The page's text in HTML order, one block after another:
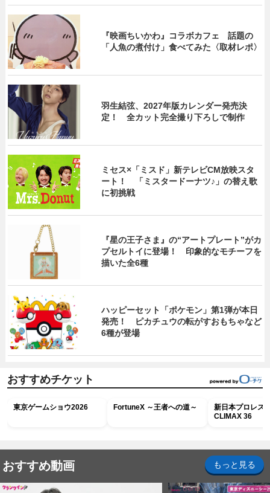
『映画ちいかわ』コラボカフェ 話題の
「人魚の煮付け」食べてみた〈取材レポ〉
羽生結弦、2027年版カレンダー発売決
定！ 全カット完全撮り下ろしで制作
ミセス×「ミスド」新テレビCM放映スタ
ート！ 「ミスタードーナツ♪」の替え歌
に初挑戦
『星の王子さま』の“アートプレート”がカ
プセルトイに登場！ 印象的なモチーフを
描いた全6種
ハッピーセット「ポケモン」第1弾が本日
発売！ ピカチュウの転がすおもちゃなど
6種が登場
おすすめチケット
東京ゲームショウ2026 FortuneX ～王者への道～
新日本プロレス
CLIMAX 36
おすすめ動画 もっと見る